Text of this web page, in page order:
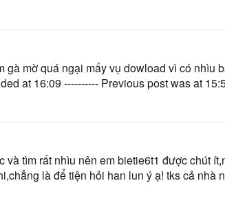
mờ quá ngại mấy vụ dowload vì có nhìu
at 16:09 ---------- Previous post was at
tìm rất nhìu nên em bietie6t1 được chút
là để tiện hỏi han lun ý ạ! tks cả nhà